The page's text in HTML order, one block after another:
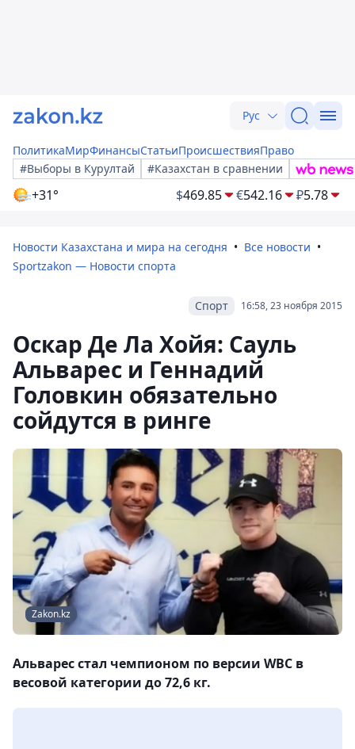
Рус
ПолитикаМирФинансыСтатьиПроисшествияПраво
#Выборы в Курултай
#Казахстан в сравнении
+31° $469.85 €542.16 ₽5.78
Новости Казахстана и мира на сегодня
Все новости
Sportzakon — Новости спорта
16:58, 23 ноября 2015
Спорт
Оскар Де Ла Хойя: Сауль
Альварес и Геннадий
Головкин обязательно
сойдутся в ринге
Zakon.kz
Альварес стал чемпионом по версии WBC в
весовой категории до 72,6 кг.